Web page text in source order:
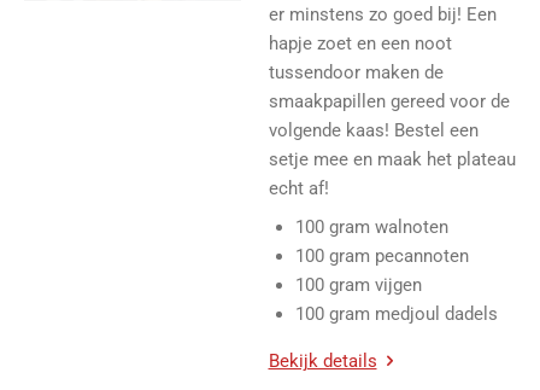
er minstens zo goed bij! Een
hapje zoet en een noot
tussendoor maken de
smaakpapillen gereed voor de
volgende kaas! Bestel een
setje mee en maak het plateau
echt af!
100 gram walnoten
100 gram pecannoten
100 gram vijgen
100 gram medjoul dadels
Bekijk details